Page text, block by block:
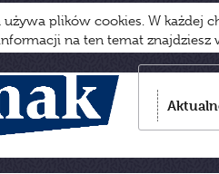
używa plików cookies. W każdej
na ten temat znajdziesz